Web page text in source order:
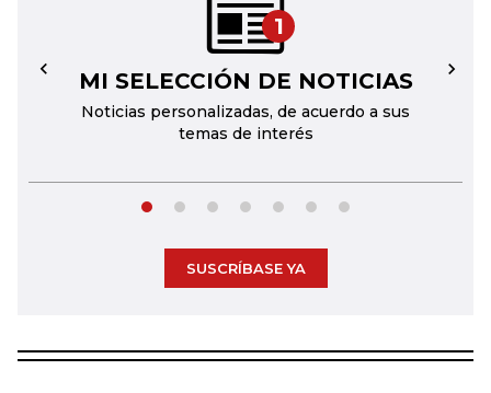
1
MI SELECCIÓN DE NOTICIAS
Noticias personalizadas, de acuerdo a sus
temas de interés
← →
SUSCRÍBASE YA